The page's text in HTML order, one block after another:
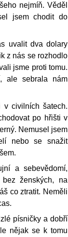
nejmíň. Věděl
jsem chodit do
uvalit dva dolary
z nás se rozhodlo
jsme proti tomu.
ale sebrala nám
v civilních šatech.
po hřišti v
Nemusel jsem
nebo se snažit
a sebevědomí,
ženských, na
co ztratit. Neměli
písničky a dobří
nějak se k tomu